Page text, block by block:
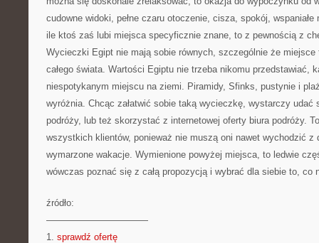
cudowne widoki, pełne czaru otoczenie, cisza, spokój,
ile ktoś zaś lubi miejsca specyficznie znane, to z pewnością z
Wycieczki Egipt nie mają sobie równych, szczególnie że
całego świata. Wartości Egiptu nie trzeba nikomu przedstawiać,
niespotykanym miejscu na ziemi. Piramidy, Sfinks, pustynie i
wyróżnia. Chcąc załatwić sobie taką wycieczkę, wystarczy udać
podróży, lub też skorzystać z internetowej oferty biura podróży.
wszystkich klientów, ponieważ nie muszą oni nawet wychodzić z
wymarzone wakacje. Wymienione powyżej miejsca, to ledwie
wówczas poznać się z całą propozycją i wybrać dla siebie to, co
źródło:
———————————
1. sprawdź ofertę